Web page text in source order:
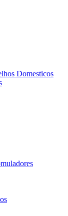
Domesticos